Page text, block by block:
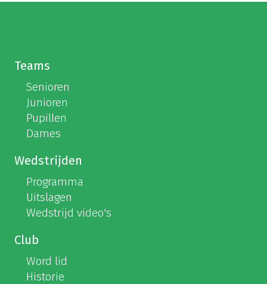
Teams
Senioren
Junioren
Pupillen
Dames
Wedstrijden
Programma
Uitslagen
Wedstrijd video's
Club
Word lid
Historie